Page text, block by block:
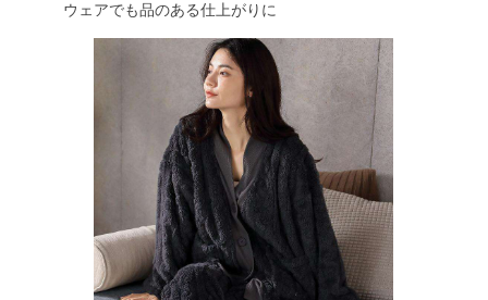
ウェアでも品のある仕上がりに